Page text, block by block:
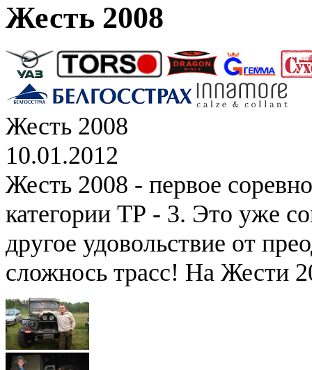
Жесть 2008
Жесть 2008
10.01.2012
Жесть 2008 - первое
категории ТР - 3. Это уже
другое удовольствие от
сложнось трасс! На Жести